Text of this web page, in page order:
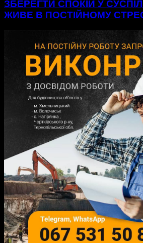
ЗБЕРЕГТИ СПОКІЙ У
ЖИВЕ В ПОСТІЙНОМУ